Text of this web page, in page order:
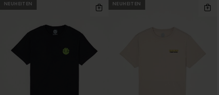
NEUHEITEN NEUHEITEN